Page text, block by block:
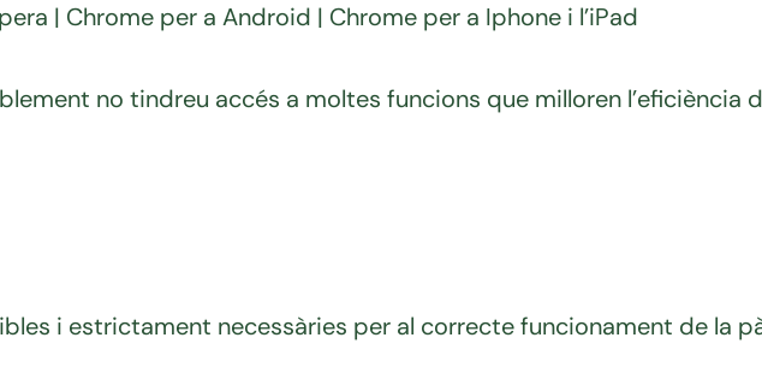
| Chrome per a Android | Chrome per a Iphone i l’iPad
no tindreu accés a moltes funcions que milloren l’eficiència
i estrictament necessàries per al correcte funcionament de la